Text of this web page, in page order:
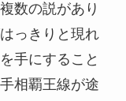
数の説があり
っきりと現れ
手にすること
相覇王線が途